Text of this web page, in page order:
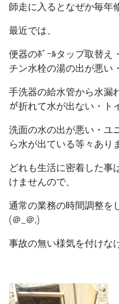
師走に入るとなぜか毎年
最近では、
便器のﾎﾞｰﾙタップ取替え
チン水栓の湯の出が悪い・
手洗器の給水管から水漏
が折れて水が出ない・ト
洗面の水の出が悪い・ユ
ら水が出ている等々あり
どれも生活に密着した事
けませんので、
通常の業務の時間調整を
(＠_＠;)
事故の無い様気を付けな